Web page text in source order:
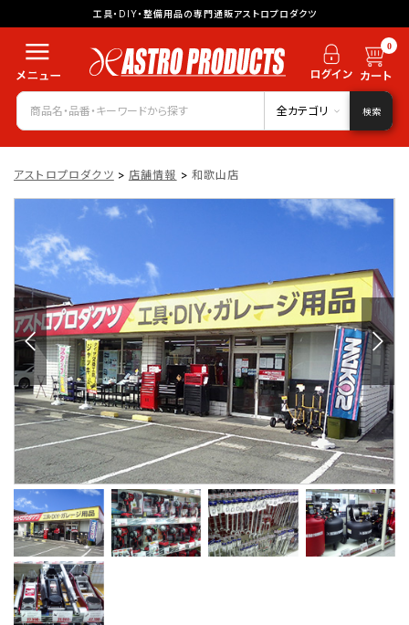
工具・DIY・整備用品の専門通販アストロプロダクツ
0
全カテゴリ 検索
アストロプロダクツ > 店舗情報 > 和歌山店